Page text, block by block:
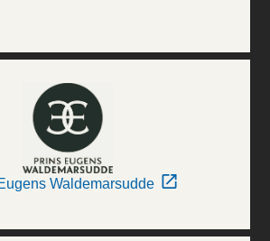
Waldemarsudde